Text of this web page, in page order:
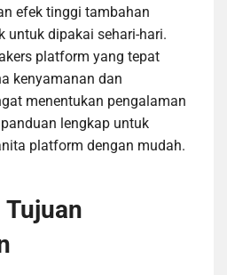
efek tinggi tambahan
untuk dipakai sehari-hari.
platform yang tepat
kenyamanan dan
menentukan pengalaman
lengkap untuk
platform dengan mudah.
Tujuan